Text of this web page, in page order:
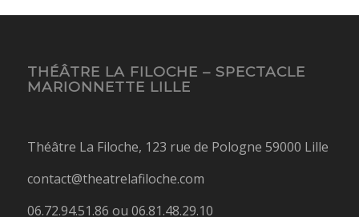
THÉÂTRE LA FILOCHE – SPECTACLE
MARIONNETTE LILLE
Théâtre La Filoche, 123 rue de Pologne 59000 Lille
contact@theatrelafiloche.com
06.72.94.51.86 ou 06.81.48.29.10